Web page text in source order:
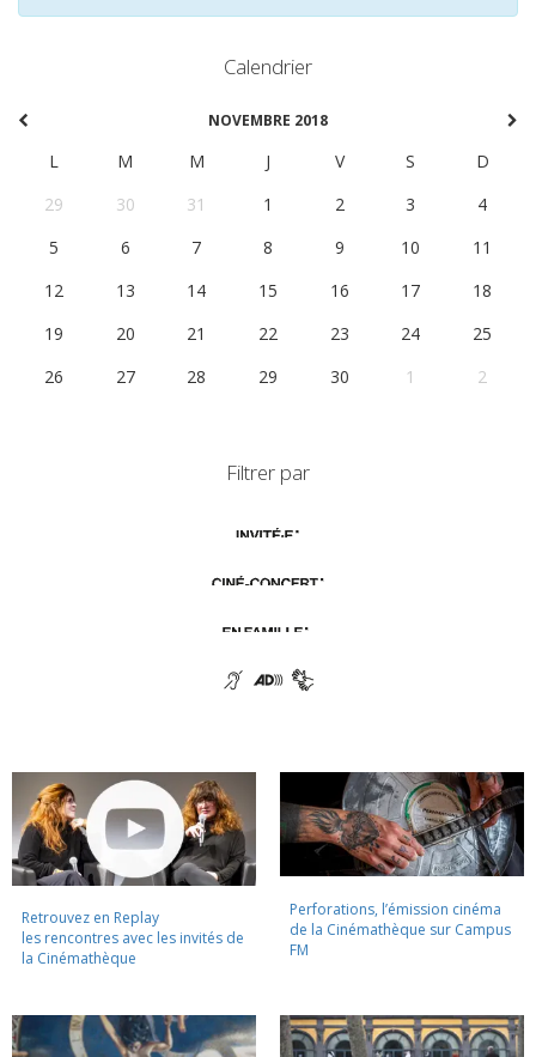
Calendrier
NOVEMBRE 2018
L M M J V S
D
29
30 31 1 2 3
4
5
6 7 8 9 10
11
12
13 14 15 16 17
18
19
20 21 22 23 24
25
26
27 28 29 30 1 2
Filtrer par
Retrouvez en Replay
les rencontres avec les invités de
la Cinémathèque
Perforations, l’émission cinéma
de la Cinémathèque sur Campus
FM